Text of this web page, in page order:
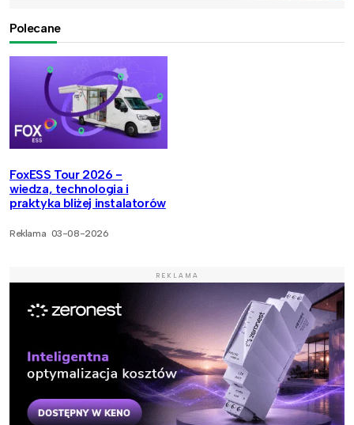
Polecane
FoxESS Tour 2026 -
wiedza, technologia i
praktyka bliżej instalatorów
Reklama 03-08-2026
REKLAMA